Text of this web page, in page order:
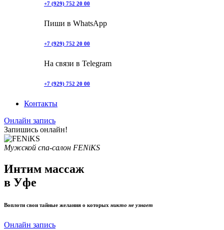
+7 (929) 752 20 00
Пиши в WhatsApp
+7 (929) 752 20 00
На связи в Telegram
+7 (929) 752 20 00
Контакты
Онлайн запись
Запишись онлайн!
Мужской спа-салон FENiKS
Интим массаж
в Уфе
Воплоти свои тайные желания о которых никто не узнает
Онлайн запись